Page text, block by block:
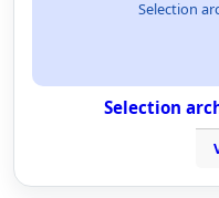
Selection
Selection